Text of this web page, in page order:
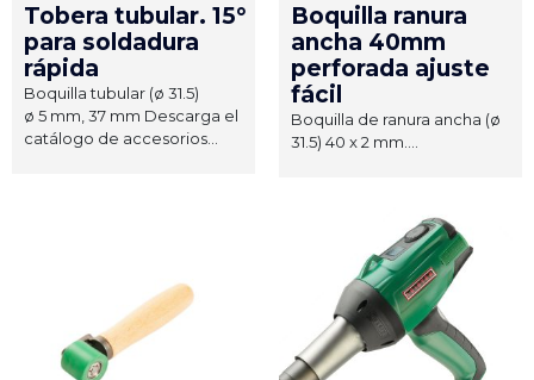
Tobera tubular. 15°
para soldadura
rápida
Boquilla tubular (ø 31.5)
ø 5 mm, 37 mm Descarga el
catálogo de accesorios...
Boquilla ranura
ancha 40mm
perforada ajuste
fácil
Boquilla de ranura ancha (ø
31.5) 40 x 2 mm....